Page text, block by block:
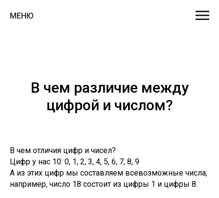
МЕНЮ
В чем различие между
цифрой и числом?
В чем отличия цифр и чисел?
Цифр у нас 10: 0, 1, 2, 3, 4, 5, 6, 7, 8, 9
А из этих цифр мы составляем всевозможные числа,
например, число 18 состоит из цифры 1 и цифры 8.